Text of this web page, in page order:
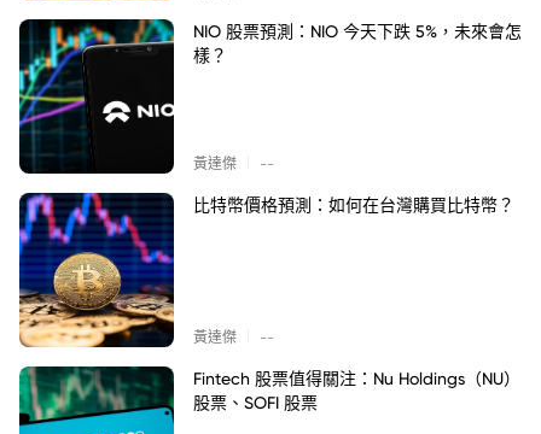
NIO 股票預測：NIO 今天下跌 5%，未來會怎
樣？
黃達傑 --
比特幣價格預測：如何在台灣購買比特幣？
黃達傑 --
Fintech 股票值得關注：Nu Holdings（NU）
股票、SOFI 股票